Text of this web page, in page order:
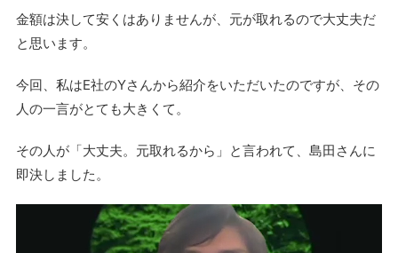
金額は決して安くはありませんが、元が取れるので大丈夫だ
と思います。
今回、私はE社のYさんから紹介をいただいたのですが、その
人の一言がとても大きくて。
その人が「大丈夫。元取れるから」と言われて、島田さんに
即決しました。